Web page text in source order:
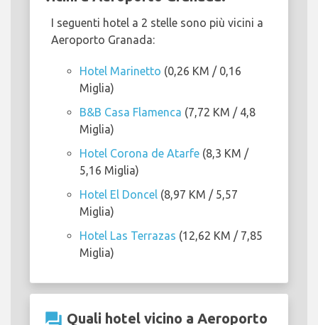
I seguenti hotel a 2 stelle sono più vicini a
Aeroporto Granada:
Hotel Marinetto (0,26 KM / 0,16
Miglia)
B&B Casa Flamenca (7,72 KM / 4,8
Miglia)
Hotel Corona de Atarfe (8,3 KM /
5,16 Miglia)
Hotel El Doncel (8,97 KM / 5,57
Miglia)
Hotel Las Terrazas (12,62 KM / 7,85
Miglia)
question_answer Quali hotel vicino a Aeroporto